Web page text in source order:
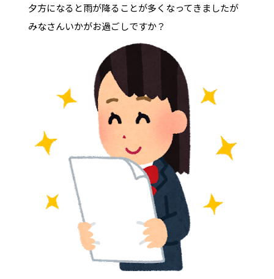
夕方になると雨が降ることが多くなってきましたが
みなさんいかがお過ごしですか？